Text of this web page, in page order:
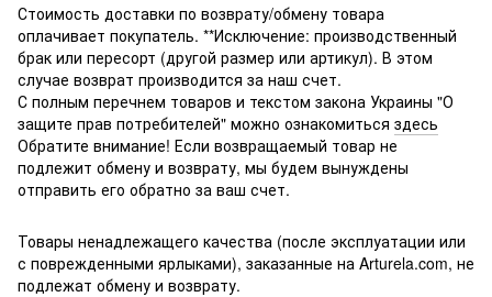
Стоимость доставки по возврату/обмену товара
оплачивает покупатель. **Исключение: производственный
брак или пересорт (другой размер или артикул). В этом
случае возврат производится за наш счет.
С полным перечнем товаров и текстом закона Украины "О
защите прав потребителей" можно ознакомиться здесь
Обратите внимание! Если возвращаемый товар не
подлежит обмену и возврату, мы будем вынуждены
отправить его обратно за ваш счет.
Товары ненадлежащего качества (после эксплуатации или
с поврежденными ярлыками), заказанные на Arturela.com, не
подлежат обмену и возврату.